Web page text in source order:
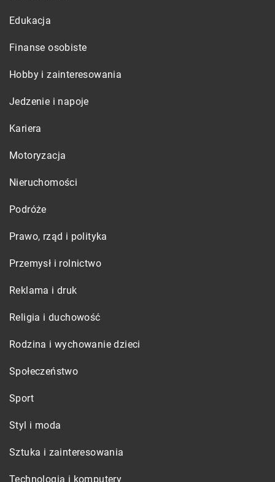
Edukacja
Finanse osobiste
Hobby i zainteresowania
Jedzenie i napoje
Kariera
Motoryzacja
Nieruchomości
Podróże
Prawo, rząd i polityka
Przemysł i rolnictwo
Reklama i druk
Religia i duchowość
Rodzina i wychowanie dzieci
Społeczeństwo
Sport
Styl i moda
Sztuka i zainteresowania
Technologia i komputery